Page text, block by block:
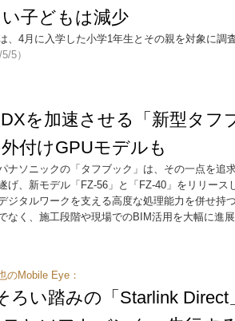
い子どもは減少
、4月に入学した小学1年生とその親を対象に調
5）
を加速させる「新型タ
付けGPUモデルも
ナソニックの「タフブック」は、その一点を追
げ、新モデル「FZ-56」と「FZ-40」をリリース
ジタルワークを支える高度な処理能力を併せ持
なく、施工段階や現場でのBIM活用を大幅に進
のMobile Eye：
ろい踏みの「Starlink